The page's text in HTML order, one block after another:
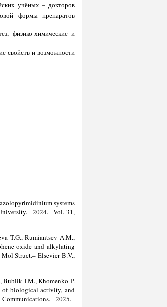
учёных – докторов
формы препаратов
физико-химические и
свойств и возможности
systems
2024.– Vol. 31,
T.G., Rumiantsev A.M.,
oxide and alkylating
Struct.– Elsevier B.V.,
Bublik I.М., Khomenko P.
of biological activity, and
2025.–